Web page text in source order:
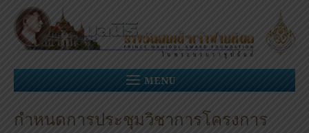
Skip
content
MENU
กำหนดการประชุมวิชาการโครงการ